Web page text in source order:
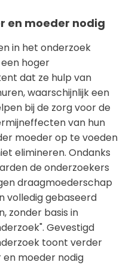
en moeder nodig
in het onderzoek
hoger
dat ze hulp van
waarschijnlijk een
bij de zorg voor de
van hun
moeder op te voeden
elimineren. Ondanks
de onderzoekers
draagmoederschap
volledig gebaseerd
zonder basis in
Gevestigd
toont verder
moeder nodig